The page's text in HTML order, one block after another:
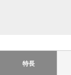
特長